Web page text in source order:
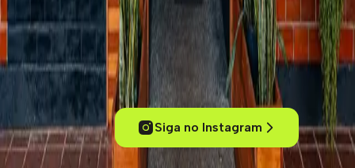
Experimente cafés de um jeito inteligente
Conecte-se com outros amantes de café, acesse conteúdos
exclusivos, descubra cafeterias pelo mundo e mergulhe no universo
dos cafés especiais.
ola@kafex.com.br Siga no Instagram